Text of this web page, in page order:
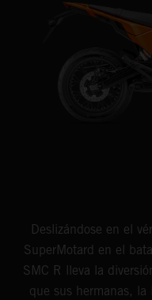
Deslizándose en el
SuperMotard en el
SMC R lleva la
que sus hermanas,